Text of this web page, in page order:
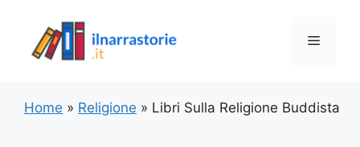
contenuto
Menu
Home » Religione » Libri Sulla Religione Buddista